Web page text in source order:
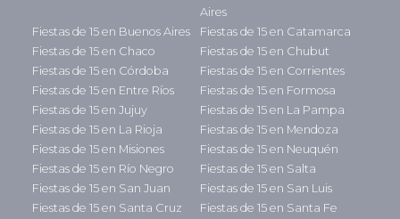
Aires
Fiestas de 15 en Buenos Aires
Fiestas de 15 en Catamarca
Fiestas de 15 en Chaco
Fiestas de 15 en Chubut
Fiestas de 15 en Córdoba
Fiestas de 15 en Corrientes
Fiestas de 15 en Entre Ríos
Fiestas de 15 en Formosa
Fiestas de 15 en Jujuy
Fiestas de 15 en La Pampa
Fiestas de 15 en La Rioja
Fiestas de 15 en Mendoza
Fiestas de 15 en Misiones
Fiestas de 15 en Neuquén
Fiestas de 15 en Río Negro
Fiestas de 15 en Salta
Fiestas de 15 en San Juan
Fiestas de 15 en San Luis
Fiestas de 15 en Santa Cruz
Fiestas de 15 en Santa Fe